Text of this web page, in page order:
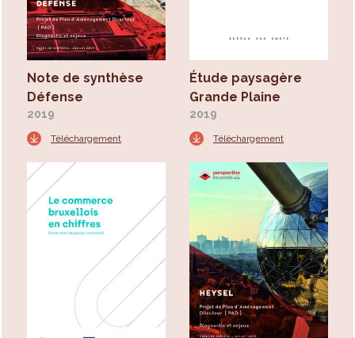
Note de synthèse
Défense
2019
Téléchargement
Étude paysagère
Grande Plaine
2019
Téléchargement